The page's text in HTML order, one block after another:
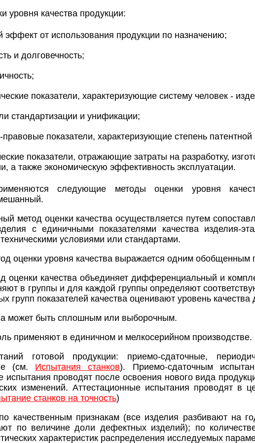
уровня качества продукции:
эффект от использования продукции по назначению;
и долговечность;
показатели, характеризующие систему человек -
стандартизации и унификации;
правовые показатели, характеризующие степень
показатели, отражающие затраты на разработку,
а также экономическую эффективность эксплуатации.
следующие методы оценки уровня
метод оценки качества осуществляется путем
с единичными показателями качества изделия-
условиями или стандартами.
оценки уровня качества выражается одним обобщенным
оценки качества объединяет дифференциальный и
в группы и для каждой группы определяют
групп показателей качества оценивают уровень
может быть сплошным или выборочным.
применяют в единичном и мелкосерийном производстве.
готовой продукции: приемо-сдаточные,
(см. Испытания станков). Приемо-сдаточным
испытания проводят после освоения нового вида
изменений. Аттестационные испытания проводят в
станков на точность)
качественным признакам (все изделия разбивают на
по величине доли дефектных изделий); по
характеристик распределения исследуемых